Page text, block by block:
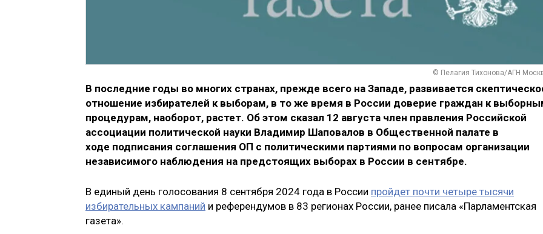
© Пелагия Тихонова/АГН
В последние годы во многих странах, прежде всего на Западе, развивается
отношение избирателей к выборам, в то же время в России доверие граждан к
процедурам, наоборот, растет. Об этом сказал 12 августа член правления Российской
ассоциации политической науки Владимир Шаповалов в Общественной палате в
ходе подписания соглашения ОП с политическими партиями по вопросам организации
независимого наблюдения на предстоящих выборах в России в сентябре.
В единый день голосования 8 сентября 2024 года в России пройдет почти четыре тысячи
избирательных кампаний и референдумов в 83 регионах России, ранее писала «Парламентская
газета».